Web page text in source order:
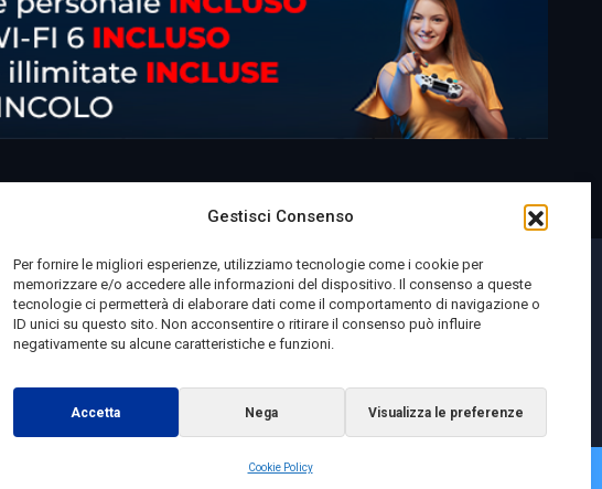
Gestisci Consenso
Per fornire le migliori esperienze, utilizziamo tecnologie come i cookie per
memorizzare e/o accedere alle informazioni del dispositivo. Il consenso a queste
tecnologie ci permetterà di elaborare dati come il comportamento di navigazione o
ID unici su questo sito. Non acconsentire o ritirare il consenso può influire
negativamente su alcune caratteristiche e funzioni.
Accetta Nega Visualizza le preferenze
Cookie Policy